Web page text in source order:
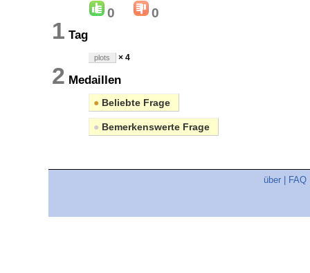
0 0
1 Tag
plots × 4
2 Medaillen
● Beliebte Frage
● Bemerkenswerte Frage
über FAQ